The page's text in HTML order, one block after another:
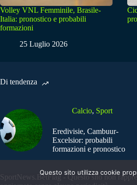
Volley VNL Femminile, Brasile-
Italia: pronostico e probabili
formazioni
25 Luglio 2026
Di tendenza
Calcio, Sport
Eredivisie, Cambuur-
Excelsior: probabili
formazioni e pronostico
SportNews.BetFlag - Questo sito non
Questo sito utilizza cookie